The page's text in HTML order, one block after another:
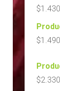
$
$
$